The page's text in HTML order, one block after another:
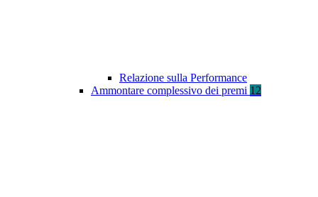
Relazione sulla Performance
Ammontare complessivo dei premi 12